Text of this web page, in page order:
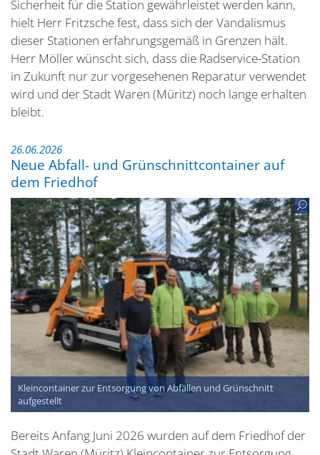
Sicherheit für die Station gewährleistet werden kann,
hielt Herr Fritzsche fest, dass sich der Vandalismus
dieser Stationen erfahrungsgemäß in Grenzen hält.
Herr Möller wünscht sich, dass die Radservice-Station
in Zukunft nur zur vorgesehenen Reparatur verwendet
wird und der Stadt Waren (Müritz) noch lange erhalten
bleibt.
26.06.2026
Neue Abfall- und Grünschnittcontainer auf
dem Friedhof
Kleincontainer zur Entsorgung von Abfällen und Grünschnitt
aufgestellt
Bereits Anfang Juni 2026 wurden auf dem Friedhof der